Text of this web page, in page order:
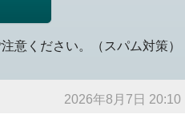
意ください。（スパム対策）
2026年8月7日 20:10